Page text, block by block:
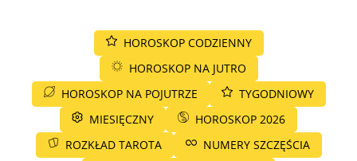
HOROSKOP CODZIENNY
HOROSKOP NA JUTRO
HOROSKOP NA POJUTRZE
TYGODNIOWY
MIESIĘCZNY
HOROSKOP 2026
ROZKŁAD TAROTA
NUMERY SZCZĘŚCIA